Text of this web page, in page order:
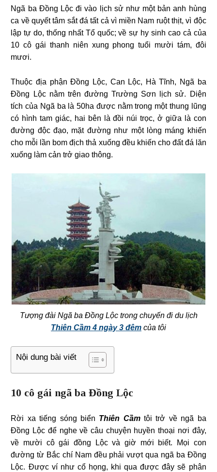
Ngã ba Đồng Lộc đi vào lịch sử như một bản anh hùng
ca về quyết tâm sắt đá tất cả vì miền Nam ruột thịt, vì độc
lập tự do, thống nhất Tổ quốc; về sự hy sinh cao cả của
10 cô gái thanh niên xung phong tuổi mười tám, đôi
mươi.
Thuộc địa phận Đồng Lộc, Can Lộc, Hà Tĩnh, Ngã ba
Đồng Lộc nằm trên đường Trường Sơn lịch sử. Diện
tích của Ngã ba là 50ha được nằm trong một thung lũng
có hình tam giác, hai bên là đồi núi trọc, ở giữa là con
đường độc đạo, mặt đường như một lòng máng khiến
cho mỗi lần bom địch thả xuống đều khiến cho đất đá lăn
xuống làm cản trở giao thông.
Tượng đài Ngã ba Đồng Lộc trong chuyến đi du lịch
Thiên Cầm 4 ngày 3 đêm của tôi
Nội dung bài viết
10 cô gái ngã ba Đồng Lộc
Rời xa tiếng sóng biển Thiên Cầmtôi trở về ngã ba
Đồng Lộc để nghe về câu chuyện huyền thoại nơi đây,
về mười cô gái đồng Lộc và giờ mới biết. Mọi con
đường từ Bắc chí Nam đều phải vượt qua ngã ba Đồng
Lộc. Được ví như cổ họng, khi qua được đây sẽ phân